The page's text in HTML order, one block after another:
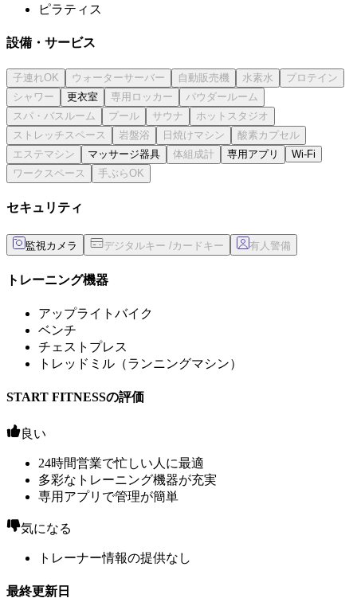
ピラティス
設備・サービス
更衣室
マッサージ器具 専用アプリ Wi-Fi
セキュリティ
監視カメラ
トレーニング機器
アップライトバイク
ベンチ
チェストプレス
トレッドミル（ランニングマシン）
START FITNESSの評価
良い
24時間営業で忙しい人に最適
多彩なトレーニング機器が充実
専用アプリで管理が簡単
気になる
トレーナー情報の提供なし
最終更新日